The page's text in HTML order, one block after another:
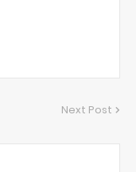
Next Post